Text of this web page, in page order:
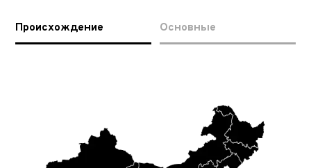
Происхождение Основные